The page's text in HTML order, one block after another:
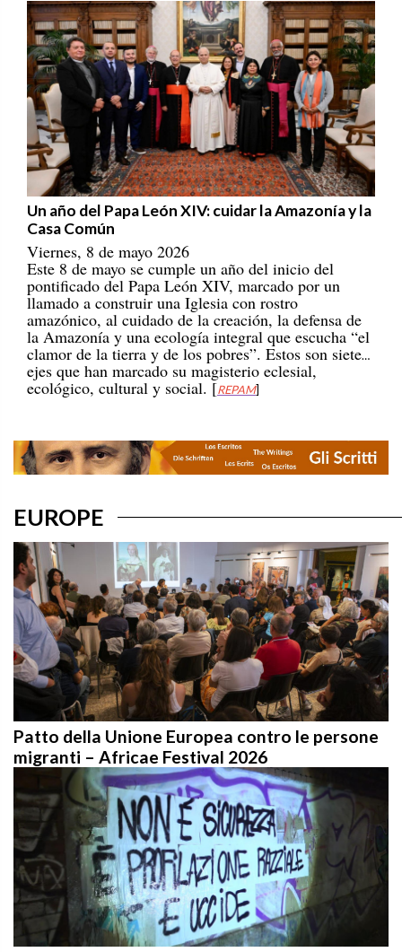
Un año del Papa León XIV: cuidar la Amazonía y la
Casa Común
Viernes, 8 de mayo 2026
Este 8 de mayo se cumple un año del inicio del
pontificado del Papa León XIV, marcado por un
llamado a construir una Iglesia con rostro
amazónico, al cuidado de la creación, la defensa de
la Amazonía y una ecología integral que escucha “el
clamor de la tierra y de los pobres”. Estos son siete
ejes que han marcado su magisterio eclesial,
ecológico, cultural y social. [REPAM]
Patto della Unione Europea contro le persone
migranti – Africae Festival 2026
Report europeo: “Senza razzismo solo a